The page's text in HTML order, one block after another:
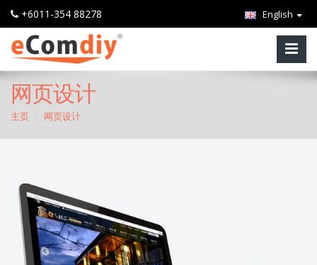
+6011-354 88278 English
网页设计
主页 网页设计